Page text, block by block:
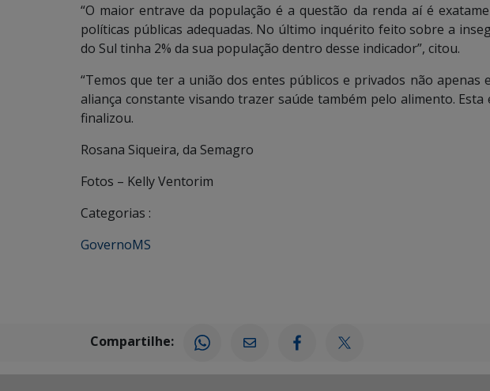
“O maior entrave da população é a questão da renda aí é
políticas públicas adequadas. No último inquérito feito sobre a
do Sul tinha 2% da sua população dentro desse indicador”, citou.
“Temos que ter a união dos entes públicos e privados não apenas
aliança constante visando trazer saúde também pelo alimento. Esta
finalizou.
Rosana Siqueira, da Semagro
Fotos – Kelly Ventorim
Categorias :
GovernoMS
Compartilhe: